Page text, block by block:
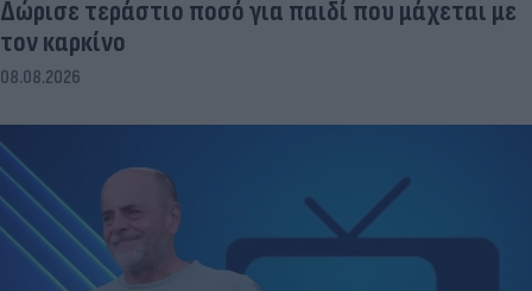
Δώρισε τεράστιο ποσό για παιδί που μάχεται με
τον καρκίνο
08.08.2026